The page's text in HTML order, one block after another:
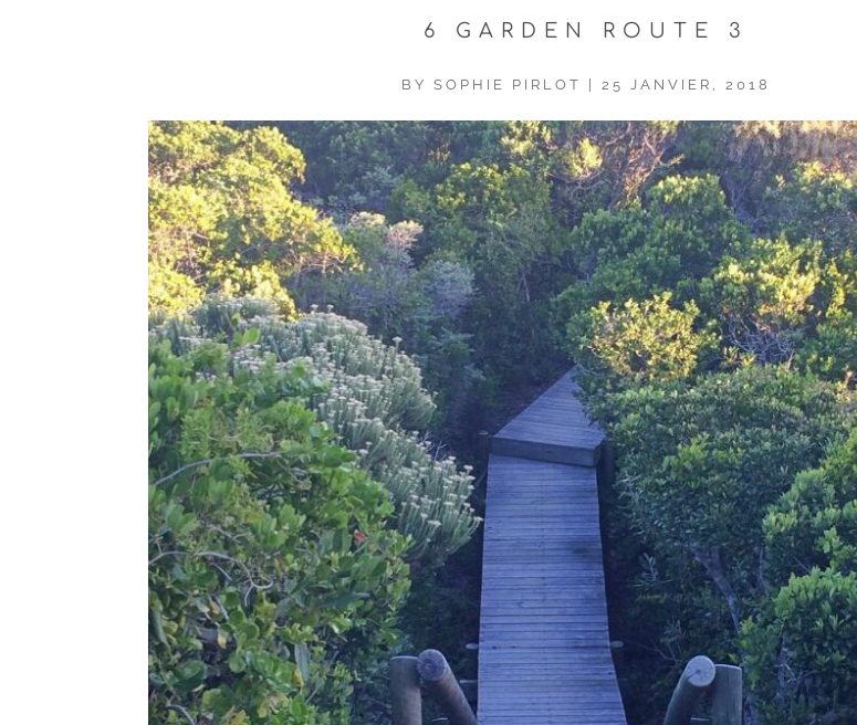
6 GARDEN ROUTE 3
BYSOPHIE PIRLOT | 25 JANVIER, 2018